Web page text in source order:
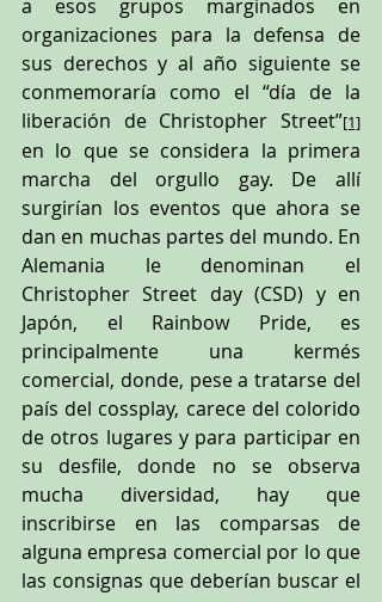
a esos grupos marginados en
organizaciones para la defensa de
sus derechos y al año siguiente se
conmemoraría como el “día de la
liberación de Christopher Street”[1]
en lo que se considera la primera
marcha del orgullo gay. De allí
surgirían los eventos que ahora se
dan en muchas partes del mundo. En
Alemania le denominan el
Christopher Street day (CSD) y en
Japón, el Rainbow Pride, es
principalmente una kermés
comercial, donde, pese a tratarse del
país del cossplay, carece del colorido
de otros lugares y para participar en
su desfile, donde no se observa
mucha diversidad, hay que
inscribirse en las comparsas de
alguna empresa comercial por lo que
las consignas que deberían buscar el